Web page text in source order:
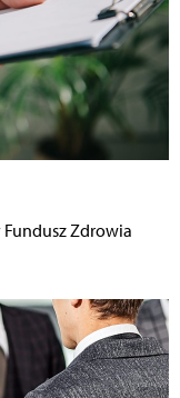
Zdrowia